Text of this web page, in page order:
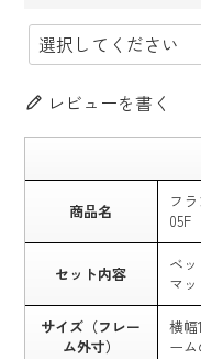
レビューを書く
商品名
フ
05F
セット内容
ベ
マ
サイズ（フレー
ム外寸）
横
ー